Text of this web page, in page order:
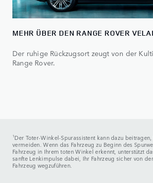
MEHR ÜBER DEN RANGE ROVER
Der ruhige Rückzugsort zeugt von der
Range Rover.
1 Der Toter-Winkel-Spurassistent kann dazu
vermeiden. Wenn das Fahrzeug zu Beginn des
Fahrzeug in Ihrem toten Winkel erkennt, unterstützt
sanfte Lenkimpulse dabei, Ihr Fahrzeug sicher von
Fahrzeug wegzuführen.